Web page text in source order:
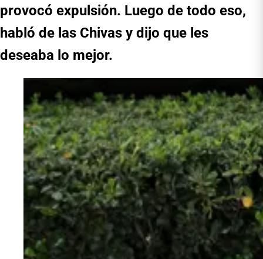
provocó expulsión. Luego de todo eso,
habló de las Chivas y dijo que les
deseaba lo mejor.